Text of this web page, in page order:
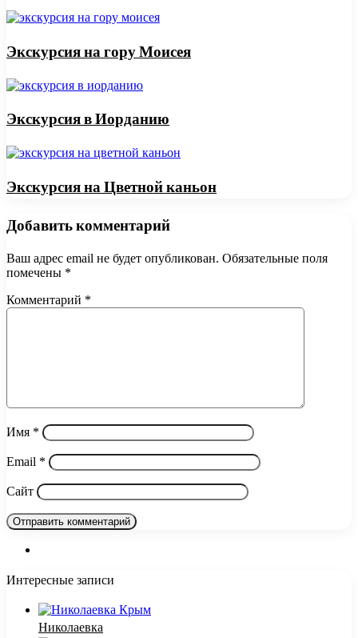
Экскурсия на гору Моисея
Экскурсия в Иорданию
Экскурсия на Цветной каньон
Добавить комментарий
Ваш адрес email не будет опубликован. Обязательные поля
помечены *
Комментарий *
Имя *
Email *
Сайт
Интересные записи
Николаевка